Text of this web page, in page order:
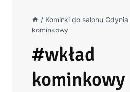
/ Kominki do salonu Gdynia
kominkowy
#wkład
kominkowy